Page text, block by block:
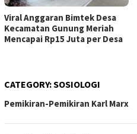
Viral Anggaran Bimtek Desa
Kecamatan Gunung Meriah
Mencapai Rp15 Juta per Desa
CATEGORY:SOSIOLOGI
Pemikiran-Pemikiran Karl Marx